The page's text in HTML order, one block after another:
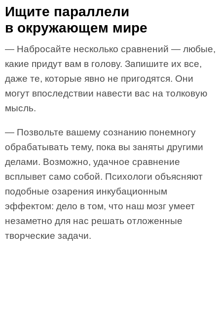
Ищите параллели
в окружающем мире
— Набросайте несколько сравнений — любые,
какие придут вам в голову. Запишите их все,
даже те, которые явно не пригодятся. Они
могут впоследствии навести вас на толковую
мысль.
— Позвольте вашему сознанию понемногу
обрабатывать тему, пока вы заняты другими
делами. Возможно, удачное сравнение
всплывет само собой. Психологи объясняют
подобные озарения инкубационным
эффектом: дело в том, что наш мозг умеет
незаметно для нас решать отложенные
творческие задачи.